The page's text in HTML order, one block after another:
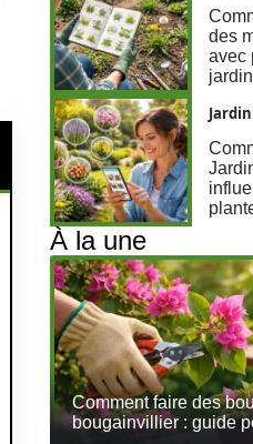
des
avec
Jardin
À la une
Comment faire des
bougainvillier : guide